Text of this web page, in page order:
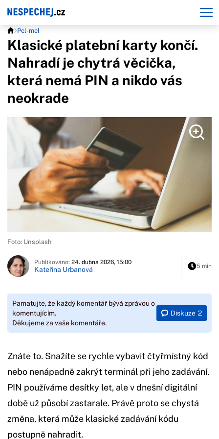
Pel-mel
Klasické platební karty končí.
Nahradí je chytrá věcička,
která nemá PIN a nikdo vás
neokrade
Foto: Unsplash
Publikováno: 24. dubna 2026, 15:00
Kateřina Urbanová 5 min
Pamatujte, že každý komentář bývá zprávou o
komentujícím.
Děkujeme za vaše komentáře.
Diskuze 2
Znáte to. Snažíte se rychle vybavit čtyřmístný kód
nebo nenápadně zakrýt terminál při jeho zadávání.
PIN používáme desítky let, ale v dnešní digitální
době už působí zastarale. Právě proto se chystá
změna, která může klasické zadávání kódu
postupně nahradit.